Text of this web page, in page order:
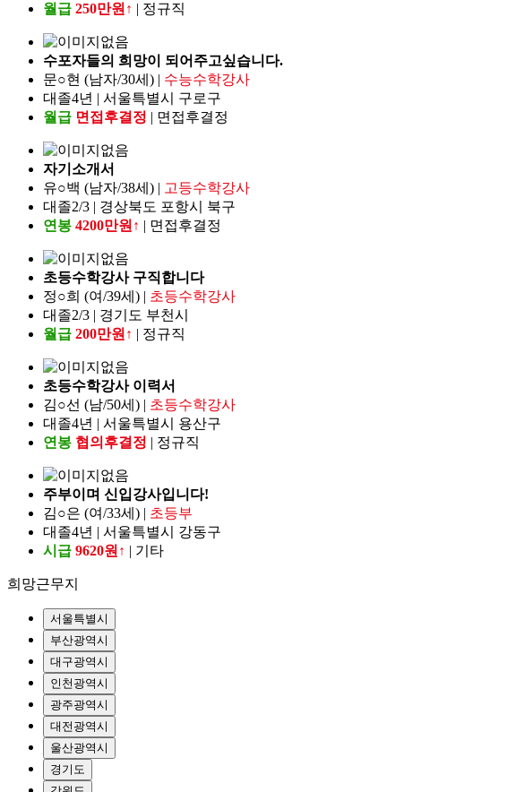
월급 250만원↑ | 정규직
수포자들의 희망이 되어주고싶습니다.
문○현 (남자/30세) | 수능수학강사
대졸4년 | 서울특별시 구로구
월급 면접후결정 | 면접후결정
자기소개서
유○백 (남자/38세) | 고등수학강사
대졸2/3 | 경상북도 포항시 북구
연봉 4200만원↑ | 면접후결정
초등수학강사 구직합니다
정○희 (여/39세) | 초등수학강사
대졸2/3 | 경기도 부천시
월급 200만원↑ | 정규직
초등수학강사 이력서
김○선 (남/50세) | 초등수학강사
대졸4년 | 서울특별시 용산구
연봉 협의후결정 | 정규직
주부이며 신입강사입니다!
김○은 (여/33세) | 초등부
대졸4년 | 서울특별시 강동구
시급 9620원↑ | 기타
희망근무지